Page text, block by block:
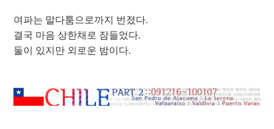
여파는 말다툼으로까지 번졌다.
결국 마음 상한채로 잠들었다.
둘이 있지만 외로운 밤이다.